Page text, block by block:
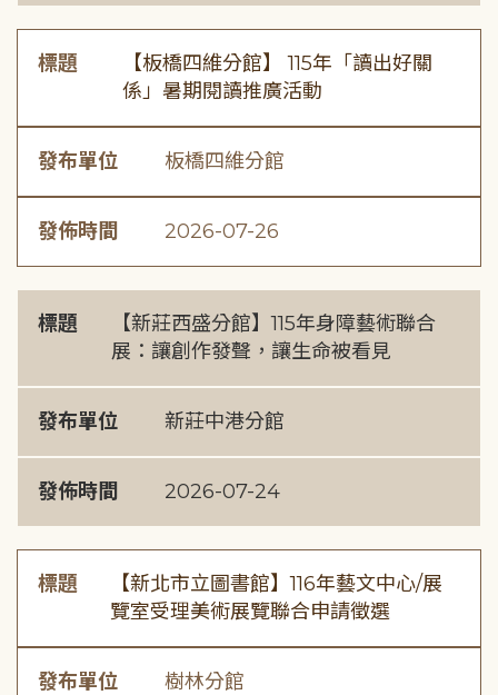
標題
【板橋四維分館】 115年「讀出好關
係」暑期閱讀推廣活動
發布單位 板橋四維分館
發佈時間 2026-07-26
標題
【新莊西盛分館】115年身障藝術聯合
展：讓創作發聲，讓生命被看見
發布單位 新莊中港分館
發佈時間 2026-07-24
標題
【新北市立圖書館】116年藝文中心/展
覽室受理美術展覽聯合申請徵選
發布單位 樹林分館